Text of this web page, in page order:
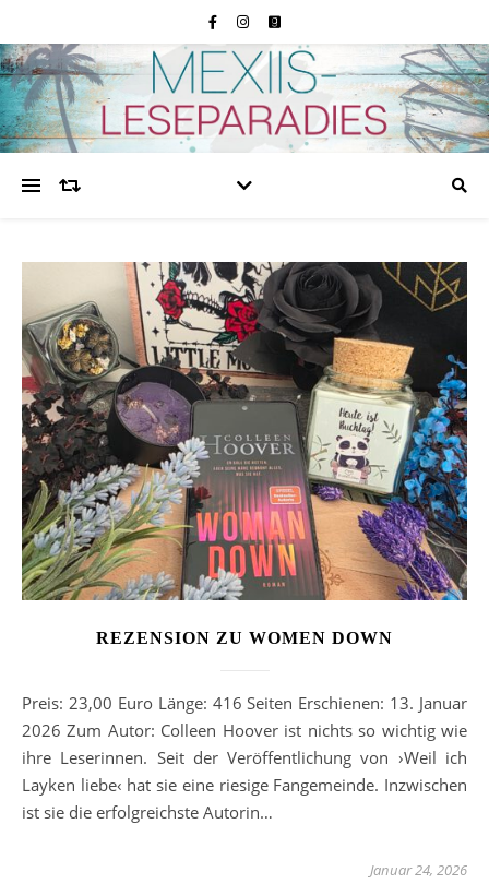
REZENSION ZU WOMEN DOWN
Preis: 23,00 Euro Länge: 416 Seiten Erschienen: 13. Januar
2026 Zum Autor: Colleen Hoover ist nichts so wichtig wie
ihre Leserinnen. Seit der Veröffentlichung von ›Weil ich
Layken liebe‹ hat sie eine riesige Fangemeinde. Inzwischen
ist sie die erfolgreichste Autorin…
Januar 24, 2026